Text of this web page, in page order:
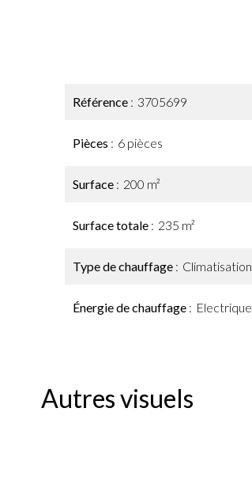
Référence 3705699
Pièces 6 pièces
Surface 200 m²
Surface totale 235 m²
Type de chauffage Climatisation
Énergie de chauffage Electrique
Autres visuels